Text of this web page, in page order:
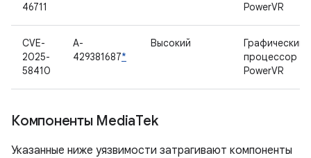
46711
PowerVR
CVE-
2025-
58410
A-
429381687*
Высокий
Графический
процессор
PowerVR
Компоненты MediaTek
Указанные ниже уязвимости затрагивают компоненты